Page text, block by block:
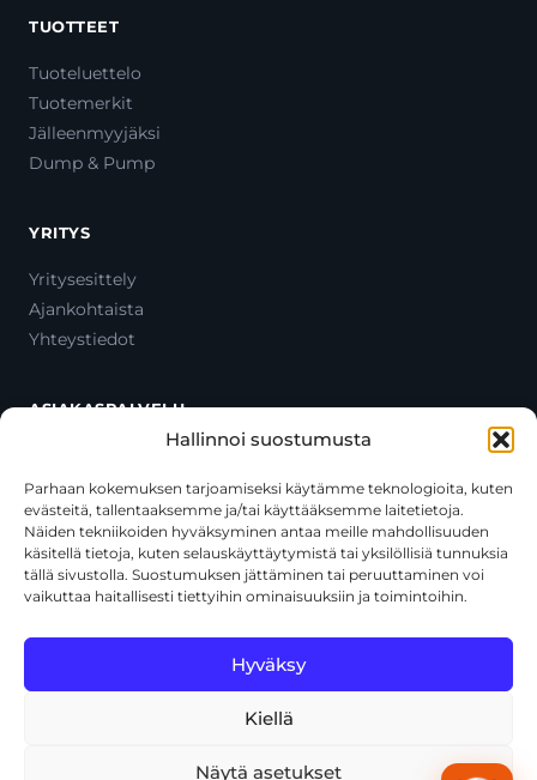
Hallinnoi suostumusta
Parhaan kokemuksen tarjoamiseksi käytämme teknologioita, kuten
evästeitä, tallentaaksemme ja/tai käyttääksemme laitetietoja.
Näiden tekniikoiden hyväksyminen antaa meille mahdollisuuden
käsitellä tietoja, kuten selauskäyttäytymistä tai yksilöllisiä tunnuksia
tällä sivustolla. Suostumuksen jättäminen tai peruuttaminen voi
vaikuttaa haitallisesti tiettyihin ominaisuuksiin ja toimintoihin.
Hyväksy
Kiellä
Näytä asetukset
TUOTTEET
Tuoteluettelo
Tuotemerkit
Jälleenmyyjäksi
Dump & Pump
YRITYS
Yritysesittely
Ajankohtaista
Yhteystiedot
ASIAKASPALVELU
Oma tili
Maksutavat
Toimitustavat
Usein kysytyt kysymykset
+358 44 270 3795
asiakaspalvelu@toolcat.fi